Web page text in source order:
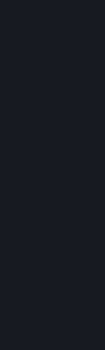
En tant que
de tous les frais
et tous les
en celui de tout
membres de
votre Compte,
frais, les
l'annulation.
des impayés
Steam peut
associé à votre
Porte-monnaie
quelconque
un solde
des Services.
Steam jusqu'à
par carte
tout autre mode
montant total
montant total
doit pas
son équivalent
Toute tentative
qui dépasse ce
activité ne
peut modifier ou
d'utilisation du